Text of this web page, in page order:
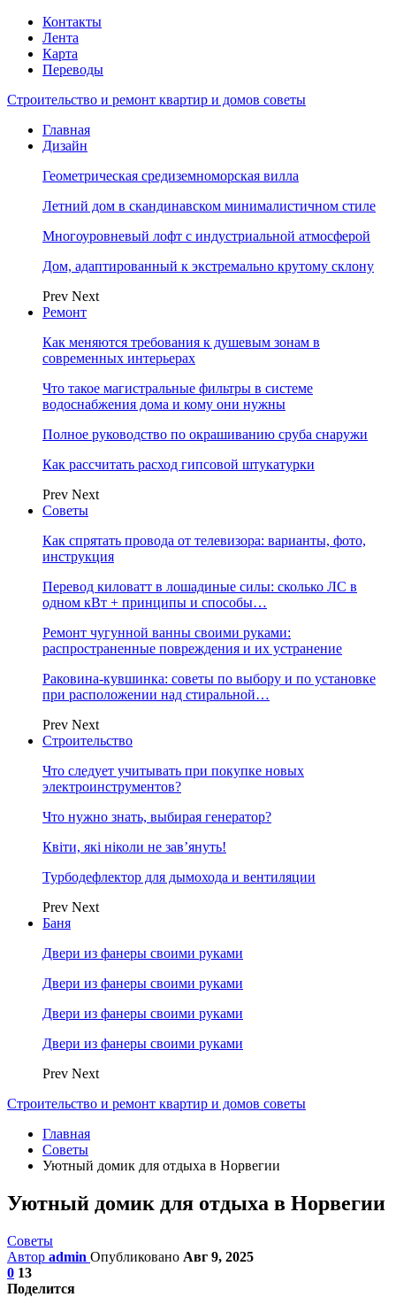
Контакты
Лента
Карта
Переводы
Строительство и ремонт квартир и домов советы
Главная
Дизайн
Геометрическая средиземноморская вилла
Летний дом в скандинавском минималистичном стиле
Многоуровневый лофт с индустриальной атмосферой
Дом, адаптированный к экстремально крутому склону
Prev Next
Ремонт
Как меняются требования к душевым зонам в
современных интерьерах
Что такое магистральные фильтры в системе
водоснабжения дома и кому они нужны
Полное руководство по окрашиванию сруба снаружи
Как рассчитать расход гипсовой штукатурки
Prev Next
Советы
Как спрятать провода от телевизора: варианты, фото,
инструкция
Перевод киловатт в лошадиные силы: сколько ЛС в
одном кВт + принципы и способы…
Ремонт чугунной ванны своими руками:
распространенные повреждения и их устранение
Раковина-кувшинка: советы по выбору и по установке
при расположении над стиральной…
Prev Next
Строительство
Что следует учитывать при покупке новых
электроинструментов?
Что нужно знать, выбирая генератор?
Квіти, які ніколи не зав’януть!
Турбодефлектор для дымохода и вентиляции
Prev Next
Баня
Двери из фанеры своими руками
Двери из фанеры своими руками
Двери из фанеры своими руками
Двери из фанеры своими руками
Prev Next
Строительство и ремонт квартир и домов советы
Главная
Советы
Уютный домик для отдыха в Норвегии
Уютный домик для отдыха в Норвегии
Советы
Автор admin Опубликовано Авг 9, 2025
0 13
Поделится